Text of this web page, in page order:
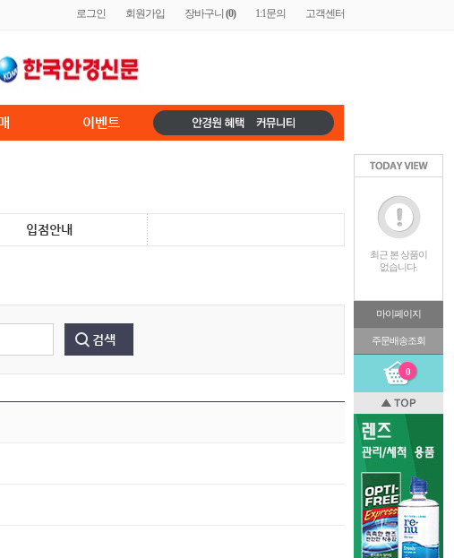
로그인 회원가입 장바구니 (0) 1:1문의 고객센터
이벤트
최근 본 상품이
없습니다.
마이페이지
주문배송조회
0
입점안내